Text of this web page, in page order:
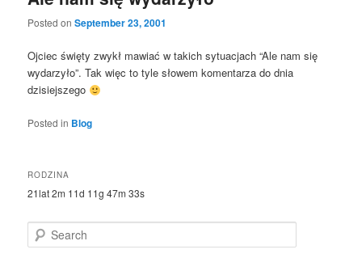
Posted onSeptember 23, 2001
Ojciec święty zwykł mawiać w takich sytuacjach “Ale nam się
wydarzyło”. Tak więc to tyle słowem komentarza do dnia
dzisiejszego
Posted in Blog
RODZINA
21lat 2m 11d 11g 47m 33s
e